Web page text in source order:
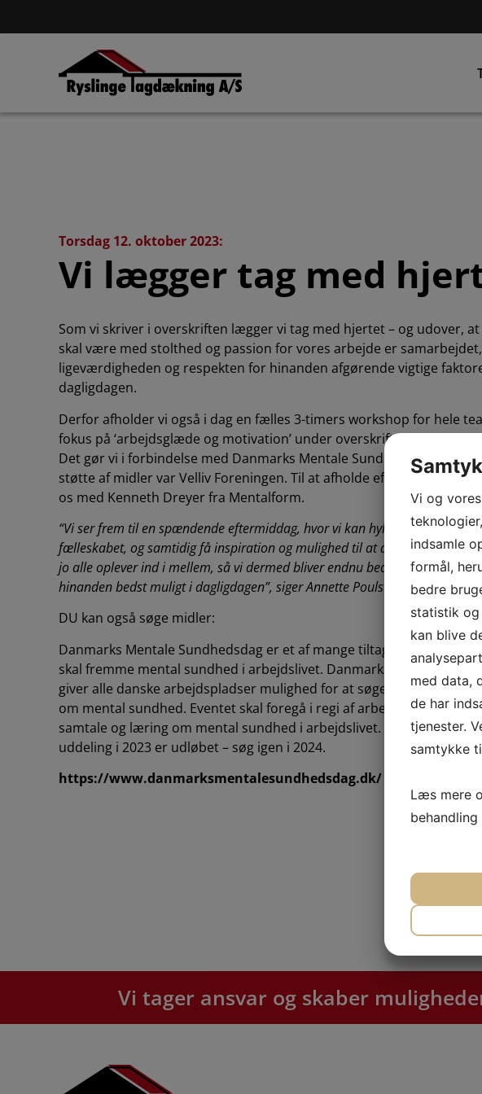
Torsdag 12. oktober 2023:
Vi lægger tag med
Som vi skriver i overskriften lægger vi tag med hjertet – og udover,
skal være med stolthed og passion for vores arbejde er samarbejdet,
ligeværdigheden og respekten for hinanden afgørende vigtige
dagligdagen.
Derfor afholder vi også i dag en fælles 3-timers workshop for hele
fokus på ‘arbejdsglæde og motivation’ under overskriften ‘YES, det er
Det gør vi i forbindelse med Danmarks Mentale Sundhedsdag (uge
støtte af midler var Velliv Foreningen. Til at afholde eftermiddagen
os med Kenneth Dreyer fra Mentalform.
“Vi ser frem til en spændende eftermiddag, hvor vi kan hylde
fælleskabet, og samtidig få inspiration og mulighed til at drøfte de svære
jo alle oplever ind i mellem, så vi dermed bliver endnu bedre til at kunne
hinanden bedst muligt i dagligdagen”, siger Annette Poulsen.
DU kan også søge midler:
Danmarks Mentale Sundhedsdag er et af mange tiltag fra Velliv
skal fremme mental sundhed i arbejdslivet. Danmarks Mentale
giver alle danske arbejdspladser mulighed for at søge om 10.000 kr.
om mental sundhed. Eventet skal foregå i regi af arbejdspladsen og
samtale og læring om mental sundhed i arbejdslivet.
uddeling i 2023 er udløbet – søg igen i 2024.
https://www.danmarksmentalesundhedsdag.dk/
Vi tager ansvar og skaber muligheder
Vi og
indsamle
formål,
bedre
statistik og
kan blive
med data,
de har
tjenester.
samtykke
Læs mere